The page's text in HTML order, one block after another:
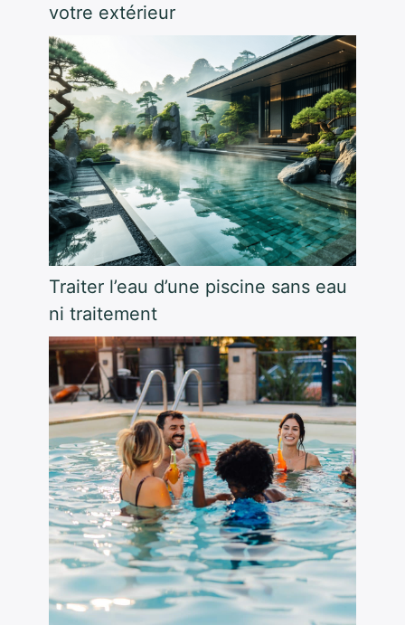
votre extérieur
Traiter l’eau d’une piscine sans eau
ni traitement